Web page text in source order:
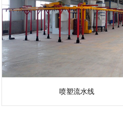
喷塑流水线